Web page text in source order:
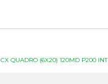
CX QUADRO (6X20) 120MD P200 INT